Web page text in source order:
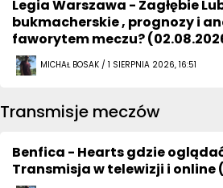
Legia Warszawa - Zagłębie
bukmacherskie , prognozy i
faworytem meczu?
MICHAŁ BOSAK / 1 SIERPNIA 2026, 16:51
Transmisje meczów
Benfica - Hearts gdzie
Transmisja w telewizji i online